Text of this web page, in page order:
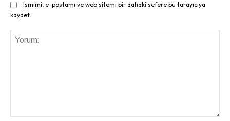
Ismimi, e-postamı ve web sitemi bir dahaki sefere bu tarayıcıya
kaydet.